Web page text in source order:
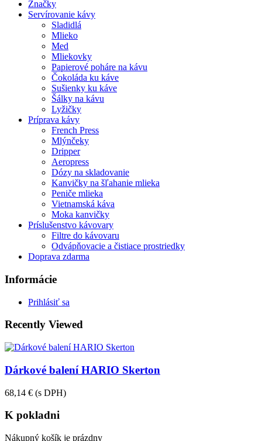
Značky
Servírovanie kávy
Sladidlá
Mlieko
Med
Mliekovky
Papierové poháre na kávu
Čokoláda ku káve
Sušienky ku káve
Šálky na kávu
Lyžičky
Príprava kávy
French Press
Mlýnčeky
Dripper
Aeropress
Dózy na skladovanie
Kanvičky na šľahanie mlieka
Peniče mlieka
Vietnamská káva
Moka kanvičky
Príslušenstvo kávovary
Filtre do kávovaru
Odvápňovacie a čistiace prostriedky
Doprava zdarma
Informácie
Prihlásiť sa
Recently Viewed
Dárkové balení HARIO Skerton
68,14 € (s DPH)
K pokladni
Nákupný košík je prázdny